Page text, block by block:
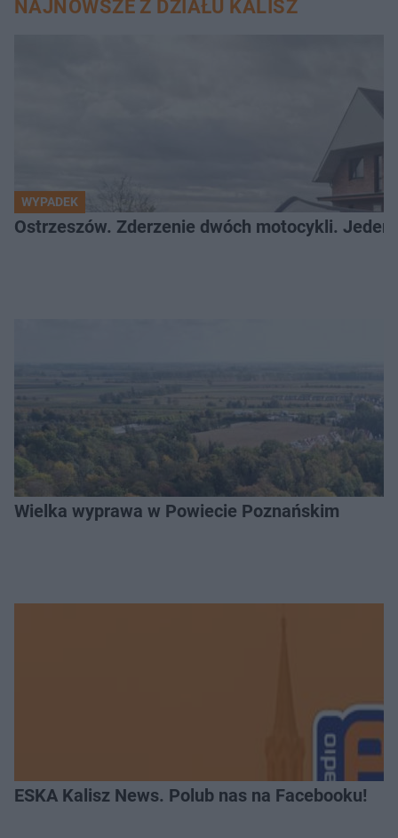
NAJNOWSZE Z DZIAŁU KALISZ
WYPADEK
Ostrzeszów. Zderzenie dwóch motocykli.
Wielka wyprawa w Powiecie Poznańskim
ESKA Kalisz News. Polub nas na Facebooku!